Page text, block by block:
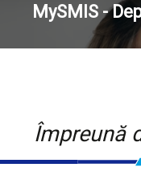
MySMIS -
Împreună